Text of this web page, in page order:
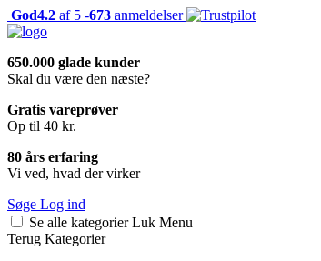
God4.2 af 5 -673 anmeldelser
650.000 glade kunder
Skal du være den næste?
Gratis vareprøver
Op til 40 kr.
80 års erfaring
Vi ved, hvad der virker
Søge Log ind
Se alle kategorier Luk Menu
Terug Kategorier